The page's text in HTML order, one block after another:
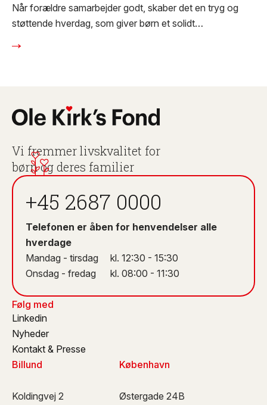
Når forældre samarbejder godt, skaber det en tryg og
støttende hverdag, som giver børn et solidt
Vi fremmer livskvalitet for
børn og deres familier
+45 2687 0000
Telefonen er åben for henvendelser alle
hverdage
Mandag - tirsdag kl. 12:30 - 15:30
Onsdag - fredag kl. 08:00 - 11:30
Følg med
Linkedin
Nyheder
Kontakt & Presse
Billund
Koldingvej 2
København
Østergade 24B